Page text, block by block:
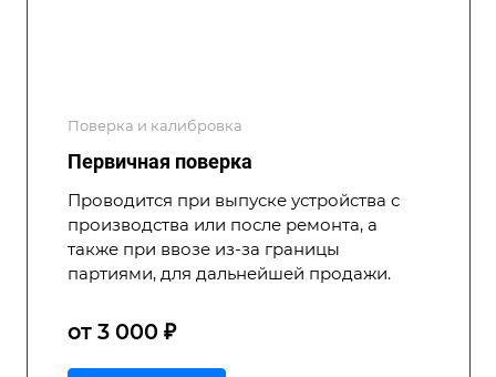
Поверка и калибровка
Первичная поверка
Проводится при выпуске устройства с
производства или после ремонта, а
также при ввозе из-за границы
партиями, для дальнейшей продажи.
от 3 000 ₽